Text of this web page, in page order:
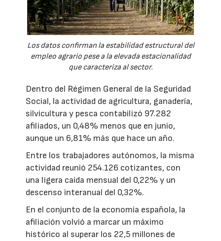
Los datos confirman la estabilidad estructural del
empleo agrario pese a la elevada estacionalidad
que caracteriza al sector.
Dentro del Régimen General de la Seguridad
Social, la actividad de agricultura, ganadería,
silvicultura y pesca contabilizó 97.282
afiliados, un 0,48% menos que en junio,
aunque un 6,81% más que hace un año.
Entre los trabajadores autónomos, la misma
actividad reunió 254.126 cotizantes, con
una ligera caída mensual del 0,22% y un
descenso interanual del 0,32%.
En el conjunto de la economía española, la
afiliación volvió a marcar un máximo
histórico al superar los 22,5 millones de